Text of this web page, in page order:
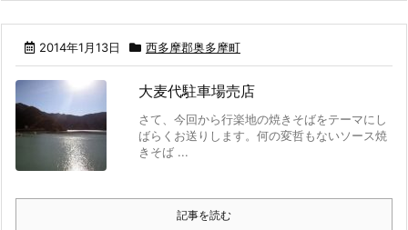
2014年1月13日 西多摩郡奥多摩町
大麦代駐車場売店
さて、今回から行楽地の焼きそばをテーマにし
ばらくお送りします。何の変哲もないソース焼
きそば ...
記事を読む